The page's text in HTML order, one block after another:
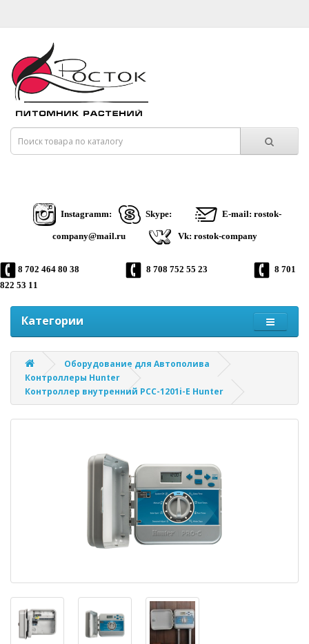
Instagramm: Skype: E-mail: rostok-
company@mail.ru Vk: rostok-company
8 702 464 80 38 8 708 752 55 23
8 701
822 53 11
Категории
Оборудование для Автополива
Контроллеры Hunter
Контроллер внутренний PCC-1201i-E Hunter